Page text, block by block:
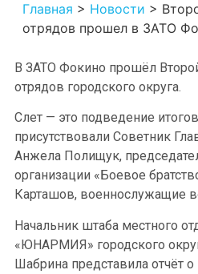
Главная > Новости >
отрядов прошел в ЗАТО
В ЗАТО Фокино прошёл
отрядов городского округа.
Слет — это подведение
присутствовали Советник
Анжела Полищук,
организации «Боевое
Карташов, военнослужащие
Начальник штаба местного
«ЮНАРМИЯ» городского
Шабрина представила отчёт